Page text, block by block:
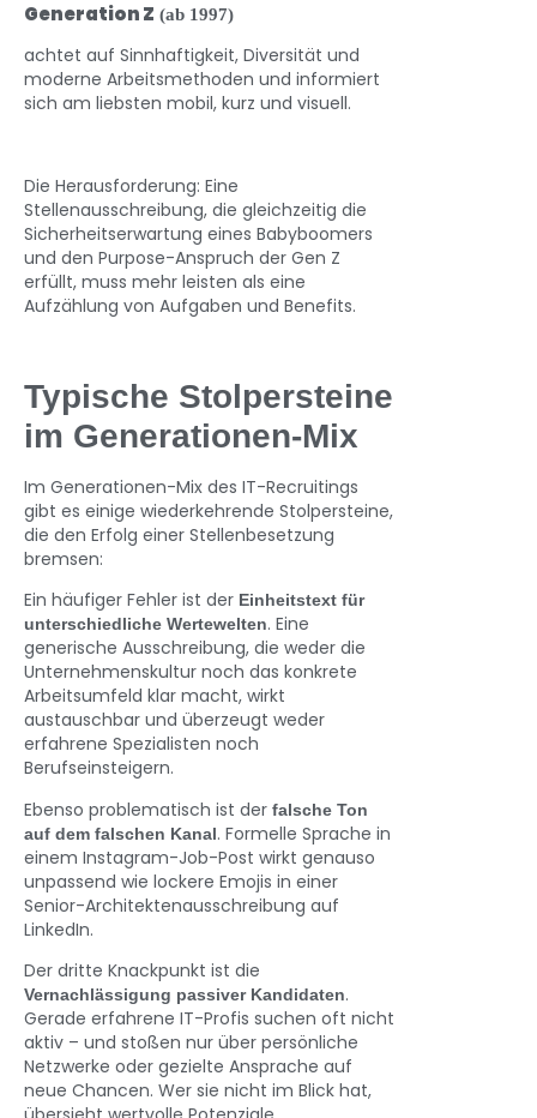
Generation Z (ab 1997)
achtet auf Sinnhaftigkeit, Diversität und
moderne Arbeitsmethoden und informiert
sich am liebsten mobil, kurz und visuell.
Die Herausforderung: Eine
Stellenausschreibung, die gleichzeitig die
Sicherheitserwartung eines Babyboomers
und den Purpose-Anspruch der Gen Z
erfüllt, muss mehr leisten als eine
Aufzählung von Aufgaben und Benefits.
Typische Stolpersteine
im Generationen-Mix
Im Generationen-Mix des IT-Recruitings
gibt es einige wiederkehrende Stolpersteine,
die den Erfolg einer Stellenbesetzung
bremsen:
Ein häufiger Fehler ist der Einheitstext für
unterschiedliche Wertewelten. Eine
generische Ausschreibung, die weder die
Unternehmenskultur noch das konkrete
Arbeitsumfeld klar macht, wirkt
austauschbar und überzeugt weder
erfahrene Spezialisten noch
Berufseinsteigern.
Ebenso problematisch ist der falsche Ton
auf dem falschen Kanal. Formelle Sprache in
einem Instagram-Job-Post wirkt genauso
unpassend wie lockere Emojis in einer
Senior-Architektenausschreibung auf
LinkedIn.
Der dritte Knackpunkt ist die
Vernachlässigung passiver Kandidaten.
Gerade erfahrene IT-Profis suchen oft nicht
aktiv – und stoßen nur über persönliche
Netzwerke oder gezielte Ansprache auf
neue Chancen. Wer sie nicht im Blick hat,